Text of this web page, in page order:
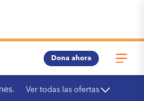
Dona ahora
Ver todas las ofertas